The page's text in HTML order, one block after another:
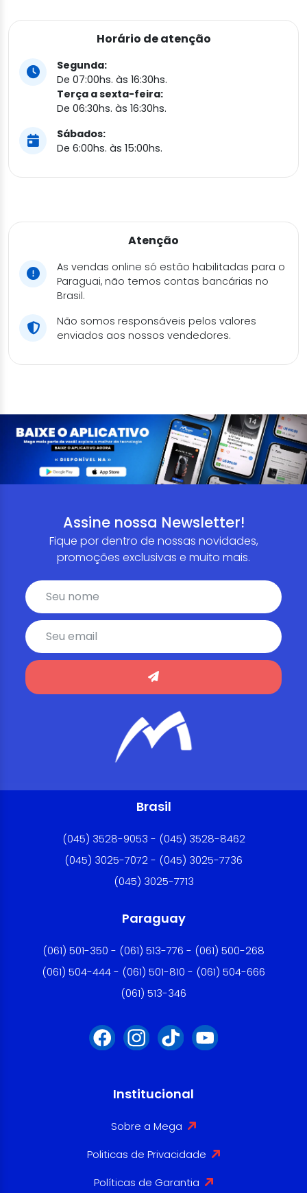
Horário de atenção
Segunda:
De 07:00hs. às 16:30hs.
Terça a sexta-feira:
De 06:30hs. às 16:30hs.
Sábados:
De 6:00hs. às 15:00hs.
Atenção
As vendas online só estão habilitadas para o
Paraguai, não temos contas bancárias no
Brasil.
Não somos responsáveis pelos valores
enviados aos nossos vendedores.
Assine nossa Newsletter!
Fique por dentro de nossas novidades,
promoções exclusivas e muito mais.
Brasil
(045) 3528-9053 - (045) 3528-8462
(045) 3025-7072 - (045) 3025-7736
(045) 3025-7713
Paraguay
(061) 501-350 - (061) 513-776 - (061) 500-268
(061) 504-444 - (061) 501-810 - (061) 504-666
(061) 513-346
Institucional
Sobre a Mega
Politicas de Privacidade
Políticas de Garantia